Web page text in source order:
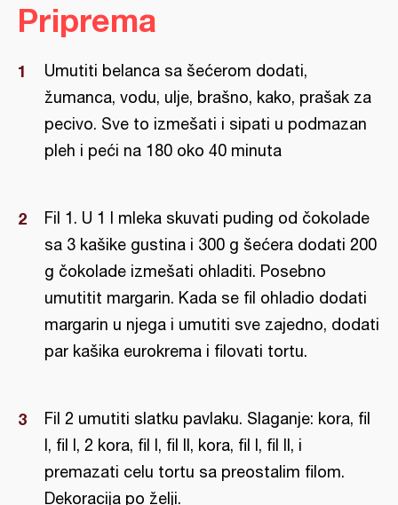
Priprema
Umutiti belanca sa šećerom dodati,
žumanca, vodu, ulje, brašno, kako, prašak za
pecivo. Sve to izmešati i sipati u podmazan
pleh i peći na 180 oko 40 minuta
Fil 1. U 1 l mleka skuvati puding od čokolade
sa 3 kašike gustina i 300 g šećera dodati 200
g čokolade izmešati ohladiti. Posebno
umutitit margarin. Kada se fil ohladio dodati
margarin u njega i umutiti sve zajedno, dodati
par kašika eurokrema i filovati tortu.
Fil 2 umutiti slatku pavlaku. Slaganje: kora, fil
I, fil I, 2 kora, fil I, fil II, kora, fil I, fil II, i
premazati celu tortu sa preostalim filom.
Dekoracija po želji.